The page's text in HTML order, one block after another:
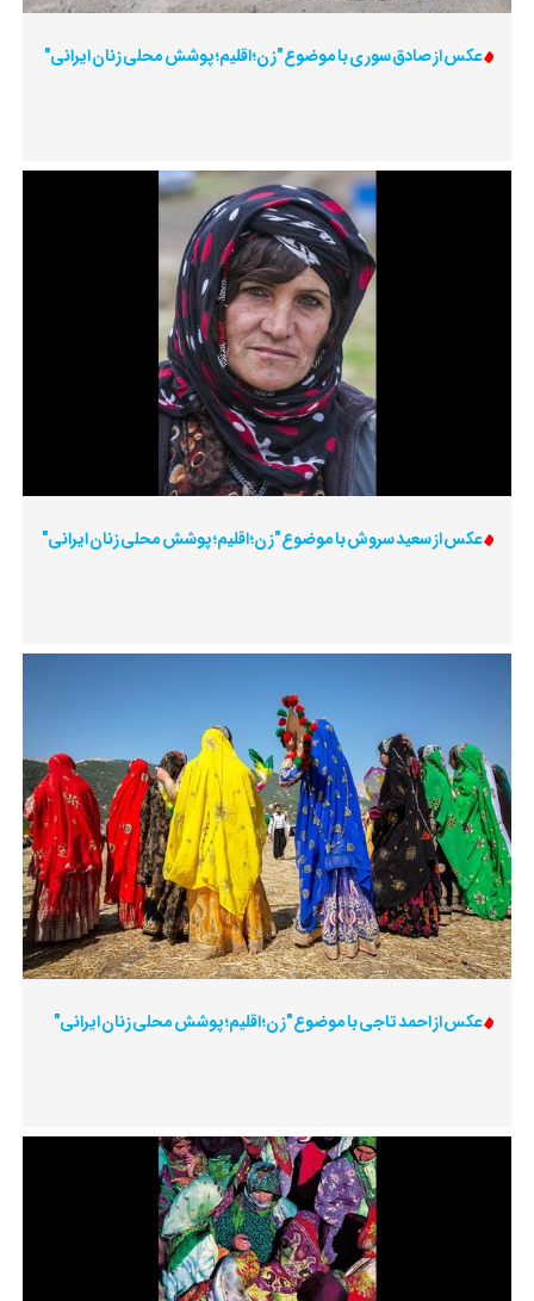
عکس از صادق سوری با موضوع "زن؛ اقلیم؛ پوشش محلی زنان ایرانی"
عکس از سعید سروش با موضوع "زن؛ اقلیم؛ پوشش محلی زنان ایرانی"
عکس از احمد تاجی با موضوع "زن؛ اقلیم؛ پوشش محلی زنان ایرانی"